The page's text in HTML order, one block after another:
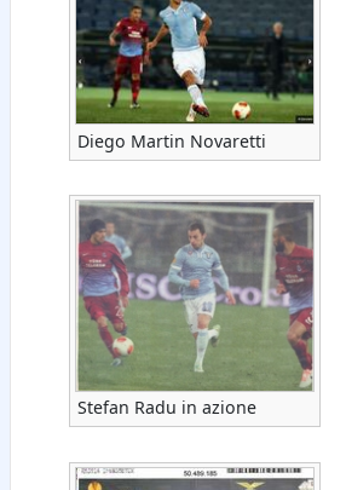
Diego Martin Novaretti
Stefan Radu in azione